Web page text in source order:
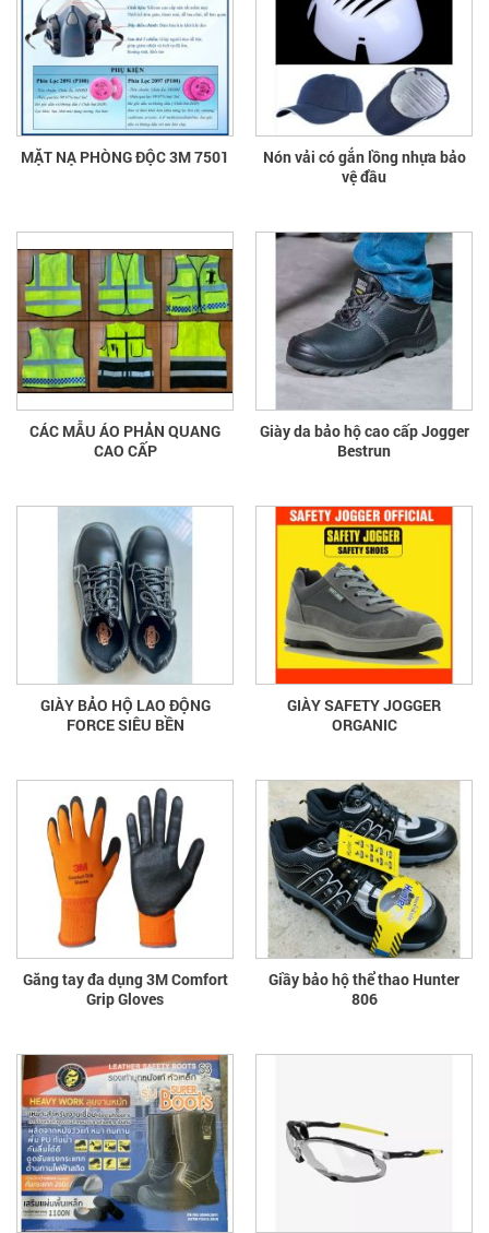
MẶT NẠ PHÒNG ĐỘC 3M 7501
Nón vải có gắn lồng nhựa bảo
vệ đầu
CÁC MẪU ÁO PHẢN QUANG
CAO CẤP
Giày da bảo hộ cao cấp Jogger
Bestrun
GIÀY BẢO HỘ LAO ĐỘNG
FORCE SIÊU BỀN
GIÀY SAFETY JOGGER
ORGANIC
Găng tay đa dụng 3M Comfort
Grip Gloves
Giầy bảo hộ thể thao Hunter
806